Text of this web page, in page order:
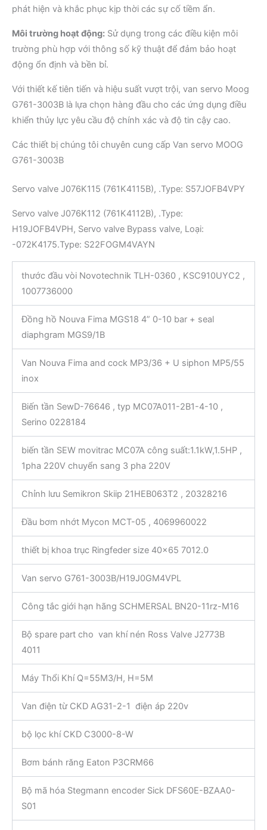
phát hiện và khắc phục kịp thời các sự cố tiềm ẩn.
Môi trường hoạt động: Sử dụng trong các điều kiện môi
trường phù hợp với thông số kỹ thuật để đảm bảo hoạt
động ổn định và bền bỉ.
Với thiết kế tiên tiến và hiệu suất vượt trội, van servo Moog
G761-3003B là lựa chọn hàng đầu cho các ứng dụng điều
khiển thủy lực yêu cầu độ chính xác và độ tin cậy cao.
Các thiết bị chúng tôi chuyên cung cấp Van servo MOOG
G761-3003B
Servo valve J076K115 (761K4115B), .Type: S57JOFB4VPY
Servo valve J076K112 (761K4112B), .Type:
H19JOFB4VPH, Servo valve Bypass valve, Loại:
-072K4175.Type: S22FOGM4VAYN
thước đầu vòi Novotechnik TLH-0360 , KSC910UYC2 ,
1007736000
Đồng hồ Nouva Fima MGS18 4” 0-10 bar + seal
diaphgram MGS9/1B
Van Nouva Fima and cock MP3/36 + U siphon MP5/55
inox
Biến tần SewD-76646 , typ MC07A011-2B1-4-10 ,
Serino 0228184
biến tần SEW movitrac MC07A công suất:1.1kW,1.5HP ,
1pha 220V chuyển sang 3 pha 220V
Chỉnh lưu Semikron Skiip 21HEB063T2 , 20328216
Đầu bơm nhớt Mycon MCT-05 , 4069960022
thiết bị khoa trục Ringfeder size 40×65 7012.0
Van servo G761-3003B/H19J0GM4VPL
Công tắc giới hạn hãng SCHMERSAL BN20-11rz-M16
Bộ spare part cho van khí nén Ross Valve J2773B
4011
Máy Thổi Khí Q=55M3/H, H=5M
Van điện từ CKD AG31-2-1 điện áp 220v
bộ lọc khí CKD C3000-8-W
Bơm bánh răng Eaton P3CRM66
Bộ mã hóa Stegmann encoder Sick DFS60E-BZAA0-
S01